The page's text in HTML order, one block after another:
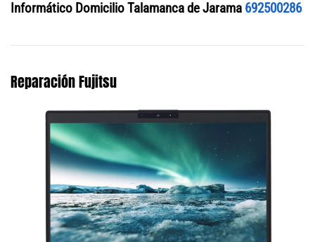
Informático Domicilio Talamanca de Jarama 692500286
Reparación Fujitsu